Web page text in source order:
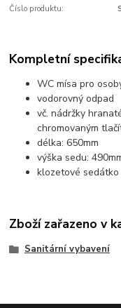
Číslo produktu:
Kompletní
WC mísa pro
vodorovný odpad
vč. nádržky
chromovaným
délka: 650mm
výška sedu:
klozetové
Zboží zařazeno v
Sanitární vybavení